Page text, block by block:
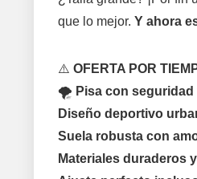
que lo mejor. Y ahora
⚠️ OFERTA POR
🌪️ Pisa con
Diseño deportivo
Suela robusta con
Materiales duraderos